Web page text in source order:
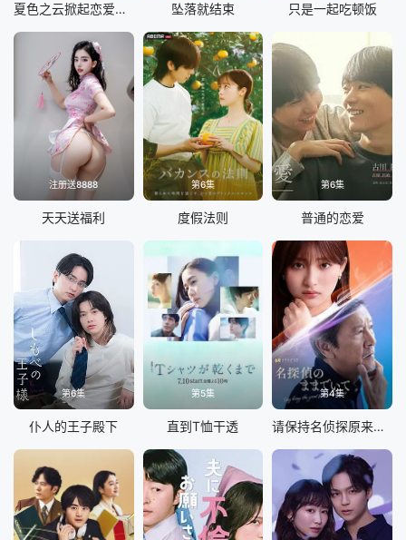
夏色之云掀起恋爱与风暴 坠落就结束 只是一起吃顿饭
注册送8888
天天送福利
第6集
度假法则
第6集
普通的恋爱
第6集
仆人的王子殿下
第5集
直到T恤干透
第4集
请保持名侦探原来的样子